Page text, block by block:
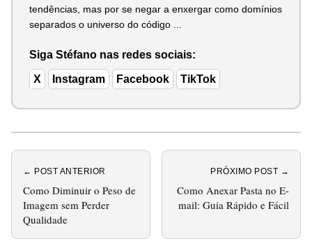
tendências, mas por se negar a enxergar como domínios
separados o universo do código ...
Siga Stéfano nas redes sociais:
X Instagram Facebook TikTok
← POST ANTERIOR
Como Diminuir o Peso de
Imagem sem Perder
Qualidade
PRÓXIMO POST →
Como Anexar Pasta no E-
mail: Guia Rápido e Fácil